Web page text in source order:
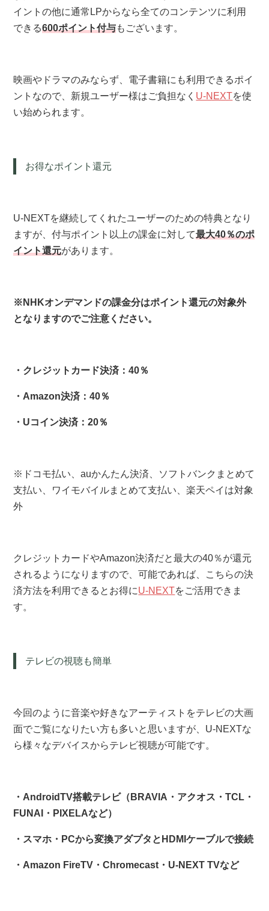
イントの他に通常LPからなら全てのコンテンツに利用
できる600ポイント付与もございます。
映画やドラマのみならず、電子書籍にも利用できるポイ
ントなので、新規ユーザー様はご負担なく U-NEXTを使
い始められます。
お得なポイント還元
U-NEXTを継続してくれたユーザーのための特典となり
ますが、付与ポイント以上の課金に対して最大40％のポ
イント還元があります。
※NHKオンデマンドの課金分はポイント還元の対象外
となりますのでご注意ください。
・クレジットカード決済：40％
・Amazon決済：40％
・Uコイン決済：20％
※ドコモ払い、auかんたん決済、ソフトバンクまとめて
支払い、ワイモバイルまとめて支払い、楽天ペイは対象
外
クレジットカードやAmazon決済だと最大の40％が還元
されるようになりますので、可能であれば、こちらの決
済方法を利用できるとお得にU-NEXTをご活用できま
す。
テレビの視聴も簡単
今回のように音楽や好きなアーティストをテレビの大画
面でご覧になりたい方も多いと思いますが、U-NEXTな
ら様々なデバイスからテレビ視聴が可能です。
・AndroidTV搭載テレビ（BRAVIA・アクオス・TCL・
FUNAI・PIXELAなど）
・スマホ・PCから変換アダプタとHDMIケーブルで接続
・Amazon FireTV・Chromecast・U-NEXT TVなど